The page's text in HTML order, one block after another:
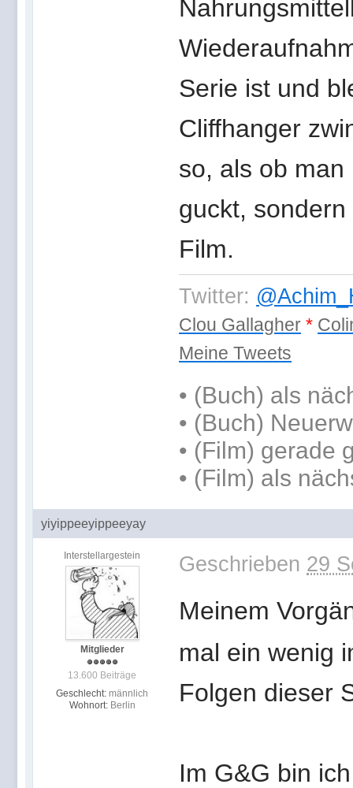
Serie ist und
Cliffhanger
so, als ob
guckt,
Film.
Twitter:
Clou Gallagher *
Meine Tweets
• (Buch) als
• (Buch)
• (Film) gerade
• (Film) als
yiyippeeyippeeyay
Interstellargestein
Mitglieder
13.600 Beiträge
Geschlecht: männlich
Wohnort: Berlin
Geschrieben 29
Meinem
mal ein wenig
Folgen dieser
Im G&G bin